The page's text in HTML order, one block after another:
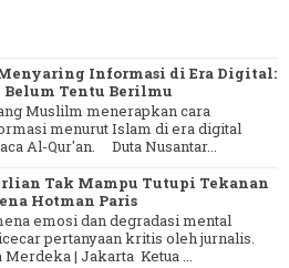
Informasi di Era Digital:
Belum Tentu Berilmu
Muslilm menerapkan cara
menurut Islam di era digital
Al-Qur'an. Duta Nusantar...
Tak Mampu Tutupi Tekanan
Hotman Paris
emosi dan degradasi mental
pertanyaan kritis oleh jurnalis.
Merdeka | Jakarta Ketua ...